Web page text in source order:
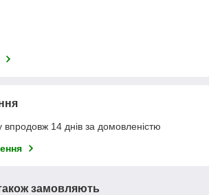
14 днів за домовленістю
замовляють